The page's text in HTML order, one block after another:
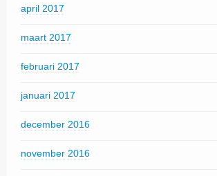
april 2017
maart 2017
februari 2017
januari 2017
december 2016
november 2016